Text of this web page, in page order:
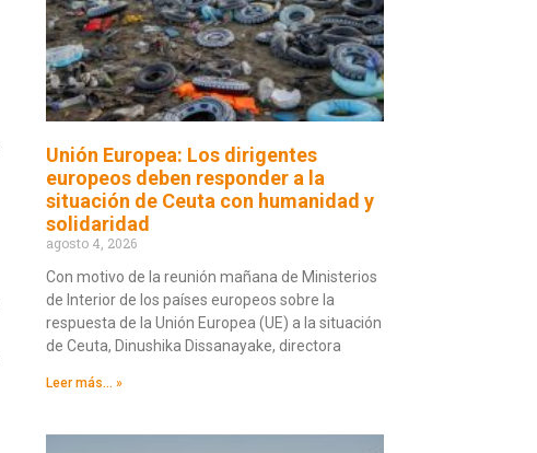
Unión Europea: Los dirigentes
europeos deben responder a la
situación de Ceuta con humanidad y
solidaridad
agosto 4, 2026
Con motivo de la reunión mañana de Ministerios
de Interior de los países europeos sobre la
respuesta de la Unión Europea (UE) a la situación
de Ceuta, Dinushika Dissanayake, directora
Leer más... »